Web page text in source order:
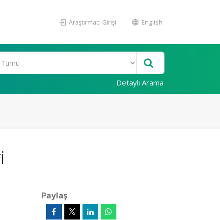
Araştırmacı Girişi English
Detaylı Arama
Paylaş